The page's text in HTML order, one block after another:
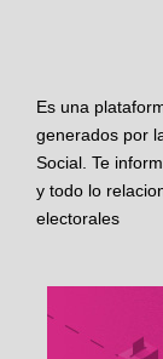
Es una
generados por
Social. Te
y todo lo
electorales